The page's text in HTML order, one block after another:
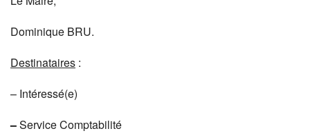
Dominique BRU.
Destinataires :
– Intéressé(e)
–Service Comptabilité